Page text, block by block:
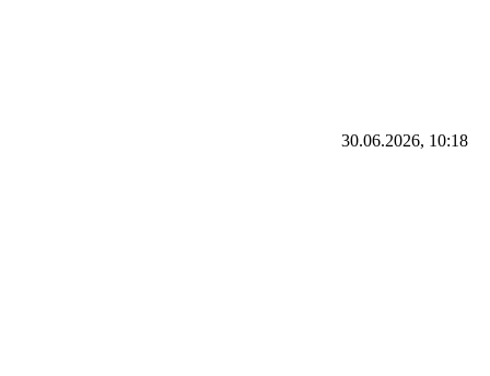
30.06.2026, 10:18